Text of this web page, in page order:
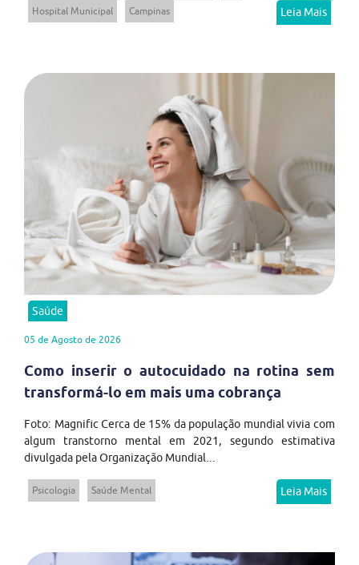
Hospital Municipal
Campinas Leia Mais
Saúde
05 de Agosto de 2026
Como inserir o autocuidado na rotina sem
transformá-lo em mais uma cobrança
Foto: Magnific Cerca de 15% da população mundial vivia com
algum transtorno mental em 2021, segundo estimativa
divulgada pela Organização Mundial...
Psicologia Saúde Mental Leia Mais